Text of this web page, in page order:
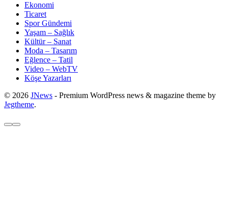
Ekonomi
Ticaret
Spor Gündemi
Yaşam – Sağlık
Kültür – Sanat
Moda – Tasarım
Eğlence – Tatil
Video – WebTV
Köşe Yazarları
© 2026 JNews - Premium WordPress news & magazine theme by
Jegtheme.